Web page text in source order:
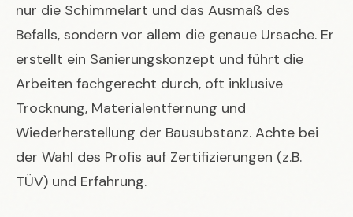
nur die Schimmelart und das Ausmaß des
Befalls, sondern vor allem die genaue Ursache. Er
erstellt ein Sanierungskonzept und führt die
Arbeiten fachgerecht durch, oft inklusive
Trocknung, Materialentfernung und
Wiederherstellung der Bausubstanz. Achte bei
der Wahl des Profis auf Zertifizierungen (z.B.
TÜV) und Erfahrung.